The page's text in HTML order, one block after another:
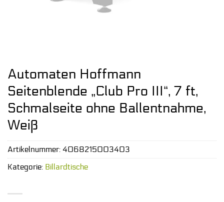
Automaten Hoffmann
Seitenblende „Club Pro III“, 7 ft,
Schmalseite ohne Ballentnahme,
Weiß
Artikelnummer: 4068215003403
Kategorie: Billardtische